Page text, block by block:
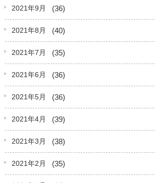
2021年9月 (36)
2021年8月 (40)
2021年7月 (35)
2021年6月 (36)
2021年5月 (36)
2021年4月 (39)
2021年3月 (38)
2021年2月 (35)